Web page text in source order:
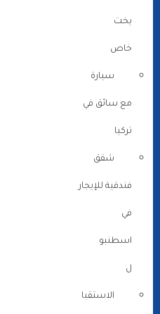
يخت
خاص
سيارة
مع سائق في
تركيا
شقق
فندقية للإيجار
في
اسطنبو
ل
الاستقبا